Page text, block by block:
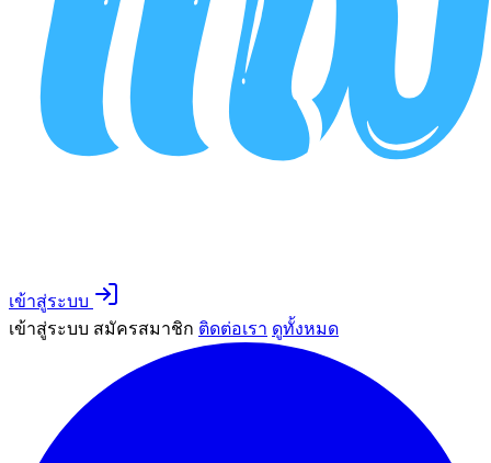
เข้าสู่ระบบ
เข้าสู่ระบบ สมัครสมาชิก ติดต่อเรา ดูทั้งหมด